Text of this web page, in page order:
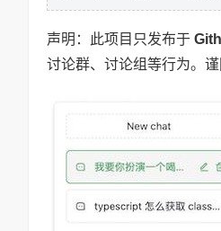
声明：此项目只发布于
讨论群、讨论组等行为。谨